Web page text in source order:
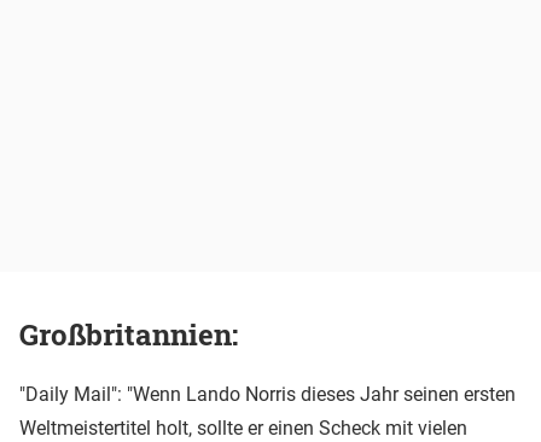
Großbritannien:
"Daily Mail": "Wenn Lando Norris dieses Jahr seinen ersten
Weltmeistertitel holt, sollte er einen Scheck mit vielen